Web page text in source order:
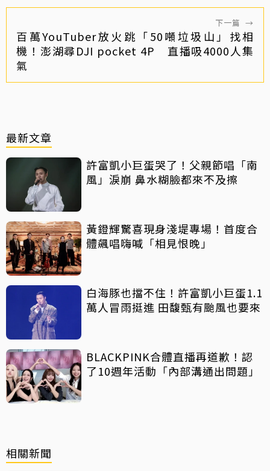
下一篇 →
百萬YouTuber放火跳「50噸垃圾山」找相
機！澎湖尋DJI pocket 4P 直播吸4000人集
氣
最新文章
許富凱小巨蛋哭了！父親節唱「南
風」淚崩 鼻水糊臉都來不及擦
黃鐙輝驚喜現身淺堤專場！首度合
體飆唱嗨喊「相見恨晚」
白海豚也擋不住！許富凱小巨蛋1.1
萬人冒雨挺進 田馥甄有颱風也要來
BLACKPINK合體直播再道歉！認
了10週年活動「內部溝通出問題」
相關新聞